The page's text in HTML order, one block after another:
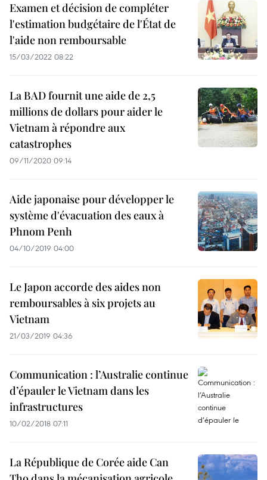
Examen et décision de compléter
l'estimation budgétaire de l'État de
l'aide non remboursable
15/03/2022 08:22
La BAD fournit une aide de 2,5
millions de dollars pour aider le
Vietnam à répondre aux
catastrophes
09/11/2020 09:14
Aide japonaise pour développer le
système d'évacuation des eaux à
Phnom Penh
04/10/2019 04:00
Le Japon accorde des aides non
remboursables à six projets au
Vietnam
21/03/2019 04:36
Communication : l’Australie continue
d’épauler le Vietnam dans les
infrastructures
10/02/2018 07:11
La République de Corée aide Can